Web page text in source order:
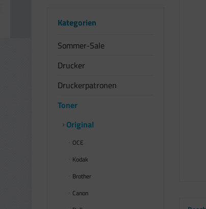
Kategorien
Sommer-Sale
Drucker
Druckerpatronen
Toner
Original
OCE
Kodak
Brother
Canon